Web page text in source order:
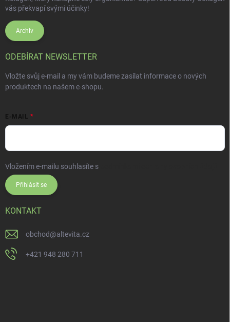
vás překvapí svými účinky!
Archiv
ODEBÍRAT NEWSLETTER
Vložte svůj e-mail a my vám budeme zasílat informace o nových
produktech na našem e-shopu.
E-MAIL
Vložením e-mailu souhlasíte s
Přihlásit se
KONTAKT
obchod@altevita.cz
+421 948 280 711